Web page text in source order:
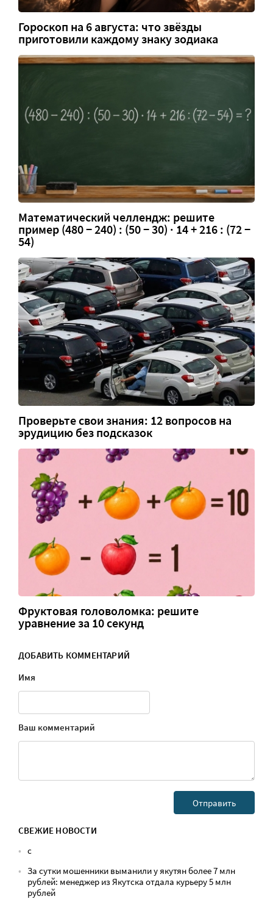
Гороскоп на 6 августа: что звёзды
приготовили каждому знаку зодиака
Математический челлендж: решите
пример (480 − 240) : (50 − 30) · 14 + 216 : (72 −
54)
Проверьте свои знания: 12 вопросов на
эрудицию без подсказок
Фруктовая головоломка: решите
уравнение за 10 секунд
ДОБАВИТЬ КОММЕНТАРИЙ
Имя
Ваш комментарий
СВЕЖИЕ НОВОСТИ
с
За сутки мошенники выманили у якутян более 7 млн
рублей: менеджер из Якутска отдала курьеру 5 млн
рублей